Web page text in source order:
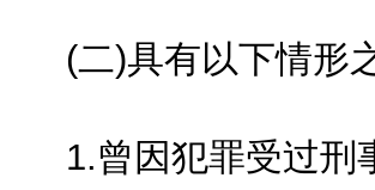
(二)具有以下情形
1.曾因犯罪受过刑